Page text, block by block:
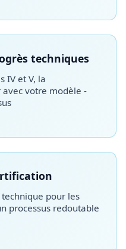
techniques
IV et V, la
votre modèle -
pour les
processus redoutable